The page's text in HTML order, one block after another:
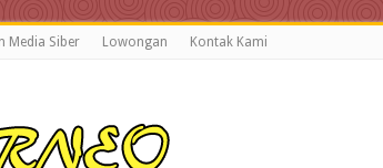
Media Siber Lowongan Kontak Kami